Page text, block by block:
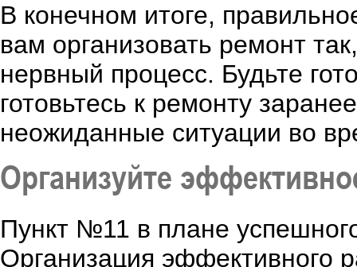
В конечном итоге,
вам организовать ремонт
нервный процесс. Будьте
готовьтесь к ремонту
неожиданные ситуации во
Организуйте
Пункт №11 в плане
Организация эффективного